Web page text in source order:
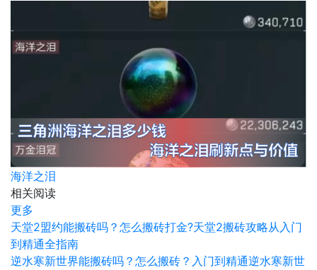
海洋之泪
相关阅读
更多
天堂2盟约能搬砖吗？怎么搬砖打金?天堂2搬砖攻略从入门
到精通全指南
逆水寒新世界能搬砖吗？怎么搬砖？入门到精通逆水寒新世